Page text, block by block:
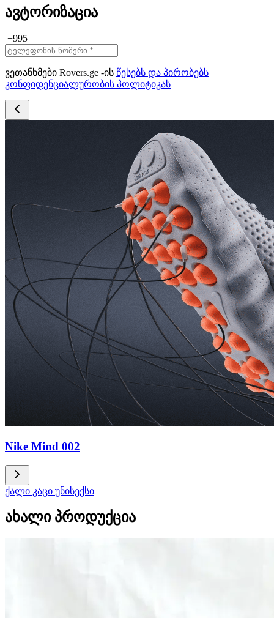
ავტორიზაცია
+995
ვეთანხმები Rovers.ge -ის წესებს და პირობებს
კონფიდენციალურობის პოლიტიკას
Nike Mind 002
ქალი კაცი უნისექსი
ახალი პროდუქცია